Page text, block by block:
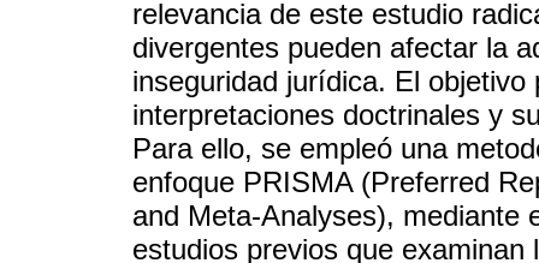
relevancia de este estudio
divergentes pueden afectar la
inseguridad jurídica. El
interpretaciones doctrinales y
Para ello, se empleó una
enfoque PRISMA (Preferred
and Meta-Analyses), mediante
estudios previos que